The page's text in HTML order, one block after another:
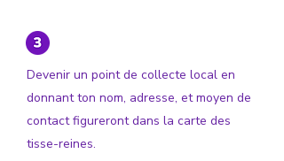
Devenir un point de collecte local en
donnant ton nom, adresse, et moyen de
contact figureront dans la carte des
tisse-reines.